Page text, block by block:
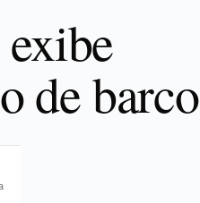
de barco